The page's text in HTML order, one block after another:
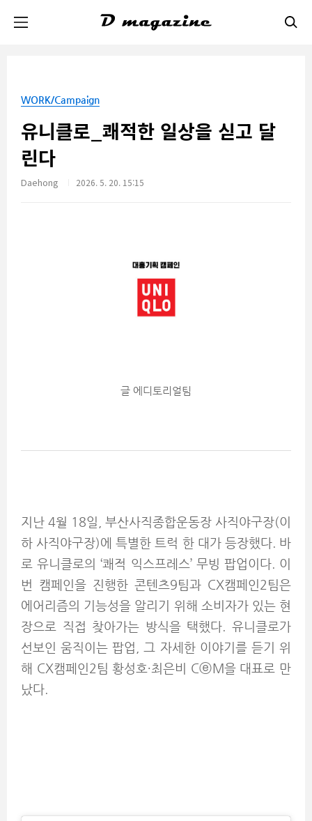
WORK/Campaign
유니클로_쾌적한 일상을 싣고 달
린다
Daehong 2026. 5. 20. 15:15
글 에디토리얼팀
지난 4월 18일, 부산사직종합운동장 사직야구장(이
하 사직야구장)에 특별한 트럭 한 대가 등장했다. 바
로 유니클로의 ‘쾌적 익스프레스’ 무빙 팝업이다. 이
번 캠페인을 진행한 콘텐츠9팀과 CX캠페인2팀은
에어리즘의 기능성을 알리기 위해 소비자가 있는 현
장으로 직접 찾아가는 방식을 택했다. 유니클로가
선보인 움직이는 팝업, 그 자세한 이야기를 듣기 위
해 CX캠페인2팀 황성호∙최은비 CⓔM을 대표로 만
났다.